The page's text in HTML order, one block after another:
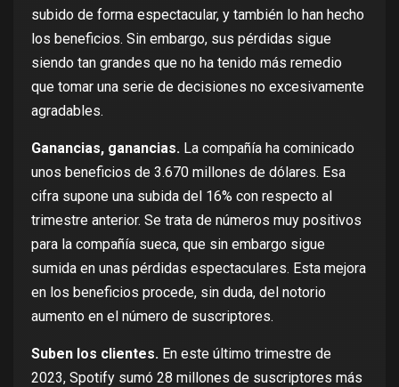
subido de forma espectacular, y también lo han hecho
los beneficios. Sin embargo, sus pérdidas sigue
siendo tan grandes que no ha tenido más remedio
que tomar una serie de decisiones no excesivamente
agradables.
Ganancias, ganancias. La compañía ha cominicado
unos beneficios de 3.670 millones de dólares. Esa
cifra supone una subida del 16% con respecto al
trimestre anterior. Se trata de números muy positivos
para la compañía sueca, que sin embargo sigue
sumida en unas pérdidas espectaculares. Esta mejora
en los beneficios procede, sin duda, del notorio
aumento en el número de suscriptores.
Suben los clientes. En este último trimestre de
2023, Spotify sumó 28 millones de suscriptores más